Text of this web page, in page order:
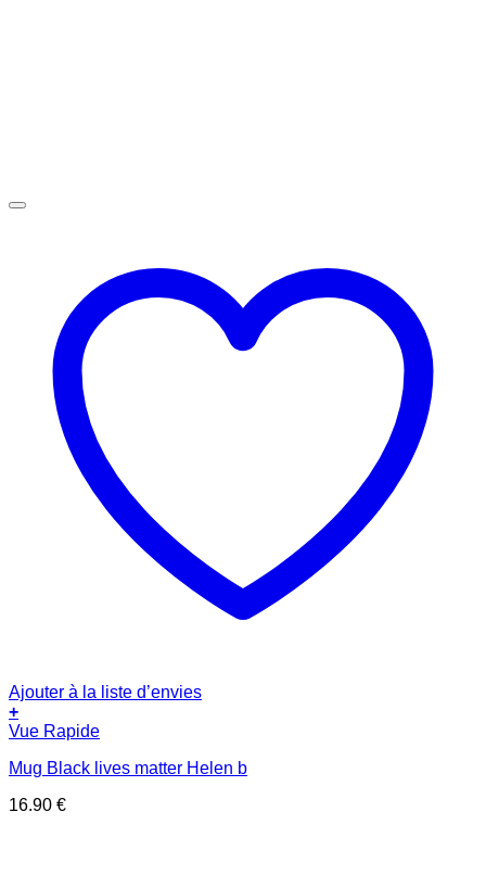
Ajouter à la liste d’envies
+
Vue Rapide
Mug Black lives matter Helen b
16.90 €